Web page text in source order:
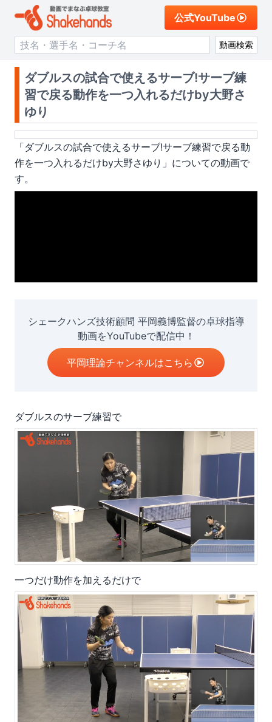
公式YouTube
動画検索
ダブルスの試合で使えるサーブ!サーブ練
習で戻る動作を一つ入れるだけby大野さ
ゆり
「ダブルスの試合で使えるサーブ!サーブ練習で戻る動
作を一つ入れるだけby大野さゆり 」についての動画で
す。
シェークハンズ技術顧問 平岡義博監督の卓球指導
動画をYouTubeで配信中！
平岡理論チャンネルはこちら
ダブルスのサーブ練習で
一つだけ動作を加えるだけで